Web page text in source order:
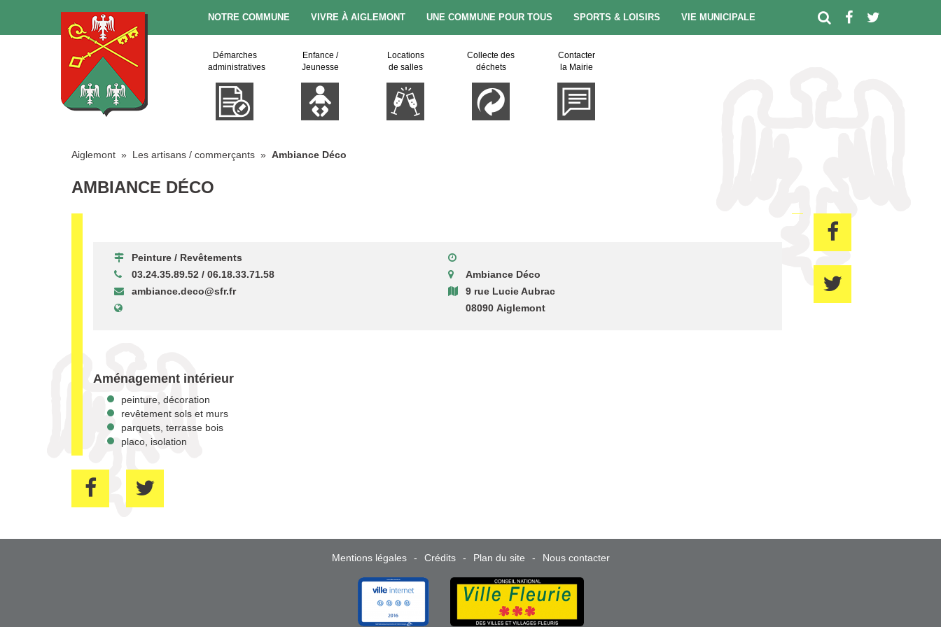
NOTRE COMMUNE VIVRE À AIGLEMONT UNE COMMUNE POUR TOUS SPORTS & LOISIRS VIE MUNICIPALE
Démarches
administratives
Enfance /
Jeunesse
Locations
de salles
Collecte des
déchets
Contacter
la Mairie
Aiglemont » Les artisans / commerçants » Ambiance Déco
AMBIANCE DÉCO
Peinture / Revêtements
03.24.35.89.52 / 06.18.33.71.58
ambiance.deco@sfr.fr
Ambiance Déco
9 rue Lucie Aubrac
08090 Aiglemont
Aménagement intérieur
peinture, décoration
revêtement sols et murs
parquets, terrasse bois
placo, isolation
Mentions légales Crédits Plan du site Nous contacter